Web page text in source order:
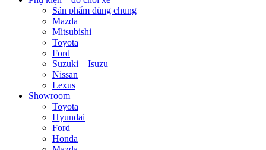
Sản phẩm dùng chung
Mazda
Mitsubishi
Toyota
Ford
Suzuki – Isuzu
Nissan
Lexus
Showroom
Toyota
Hyundai
Ford
Honda